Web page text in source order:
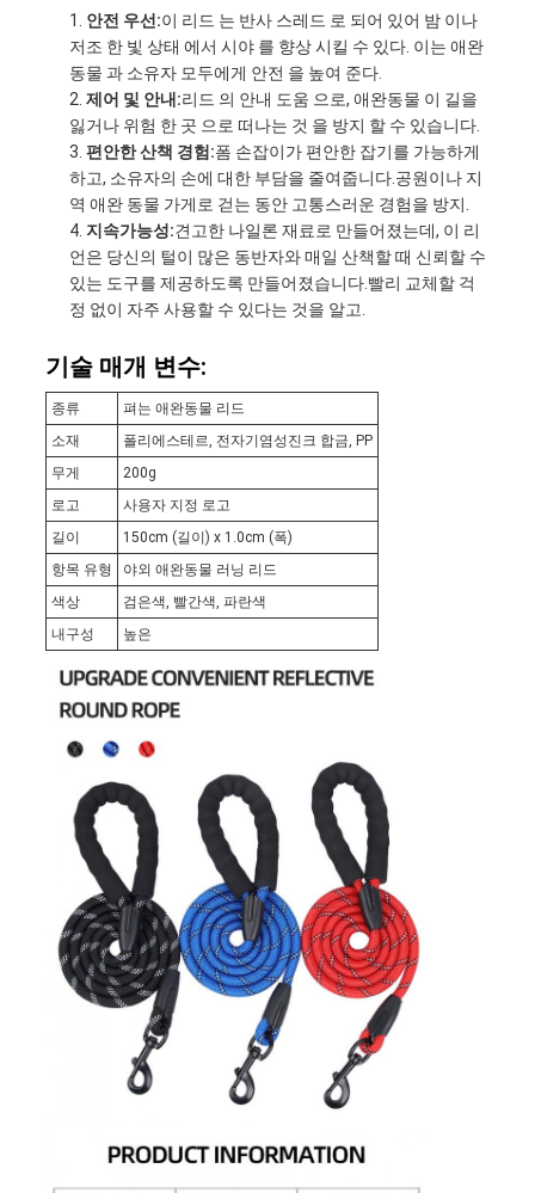
PRIVACY
POLICY
안전 우선:이 리드 는 반사 스레드 로 되어 있어 밤 이나
저조 한 빛 상태 에서 시야 를 향상 시킬 수 있다. 이는 애완
동물 과 소유자 모두에게 안전 을 높여 준다.
제어 및 안내:리드 의 안내 도움 으로, 애완동물 이 길을
잃거나 위험 한 곳 으로 떠나는 것 을 방지 할 수 있습니다.
편안한 산책 경험:폼 손잡이가 편안한 잡기를 가능하게
하고, 소유자의 손에 대한 부담을 줄여줍니다.공원이나 지
역 애완 동물 가게로 걷는 동안 고통스러운 경험을 방지.
지속가능성:견고한 나일론 재료로 만들어졌는데, 이 리
언은 당신의 털이 많은 동반자와 매일 산책할 때 신뢰할 수
있는 도구를 제공하도록 만들어졌습니다.빨리 교체할 걱
정 없이 자주 사용할 수 있다는 것을 알고.
기술 매개 변수:
종류
펴는 애완동물 리드
소재
폴리에스테르, 전자기염성진크 합금, PP
무게
200g
로고
사용자 지정 로고
길이
150cm (길이) x 1.0cm (폭)
항목 유형
야외 애완동물 러닝 리드
색상
검은색, 빨간색, 파란색
내구성
높은